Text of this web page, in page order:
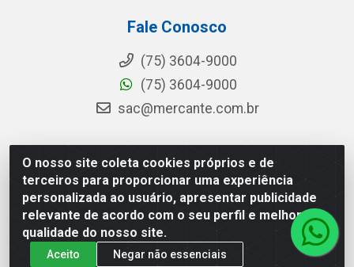
O nosso site coleta cookies próprios e de
terceiros para proporcionar uma experiência
personalizada ao usuário, apresentar publicidade
relevante de acordo com o seu perfil e melhorar a
qualidade do nosso site.
Aceito Negar não essenciais
Fale Conosco
(75) 3604-9000
(75) 3604-9000
sac@mercante.com.br
Mercante Distribuidora - Rua Mercante, 699 - Aviário,
Feira de Santana/BA - CEP 44.096-218 - CNPJ
96.755.848/0001-08